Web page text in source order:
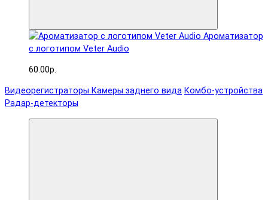
Ароматизатор
с логотипом Veter Audio
60.00р.
Видеорегистраторы Камеры заднего вида Комбо-устройства
Радар-детекторы